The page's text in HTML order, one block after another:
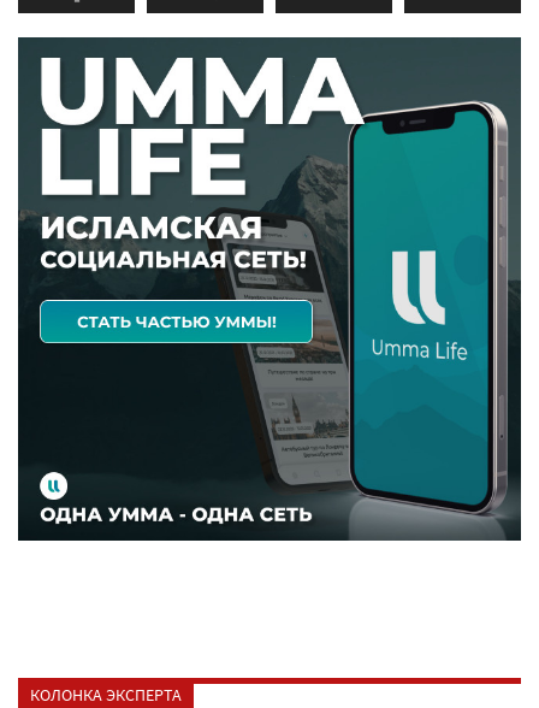
КОЛОНКА ЭКСПЕРТА